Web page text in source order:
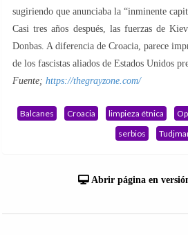
sugiriendo que anunciaba la “inminente
Casi tres años después, las fuerzas de
Donbas. A diferencia de Croacia, parece
de los fascistas aliados de Estados Unidos
Fuente; https://thegrayzone.com/
Balcanes Croacia limpieza étnica
serbios
Abrir página en